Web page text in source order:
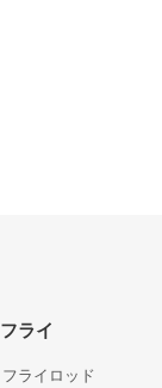
フライ
フライロッド